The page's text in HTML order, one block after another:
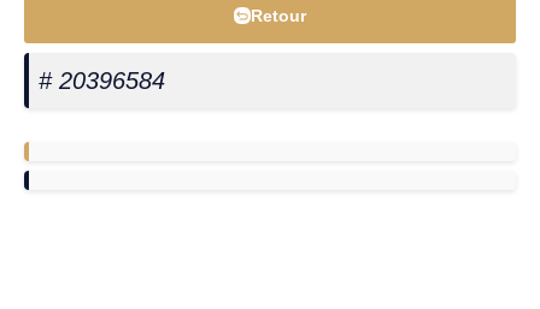
Retour
# 20396584